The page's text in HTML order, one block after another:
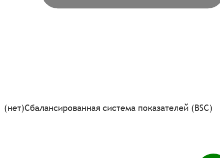
(нет)Сбалансированная система показателей (BSC)